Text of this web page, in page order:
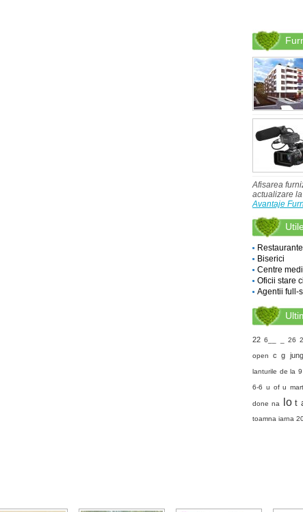
Afisarea
actualizare
Avantaje
Restaurante
Biserici
Centre
Oficii stare
Agentii full-
22 6__ _ 26
open c g jung
lanturile de la
6-6 u of u
done na lo t
toamna iarna